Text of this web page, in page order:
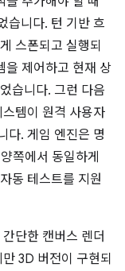
습니다. 턴 기반 흐
스폰되고 실행되
을 제어하고 현재 상
습니다. 그런 다음
템이 원격 사용자
다. 게임 엔진은 명
쪽에서 동일하게
동 테스트를 지원
단한 캔버스 렌더
3D 버전이 구현되